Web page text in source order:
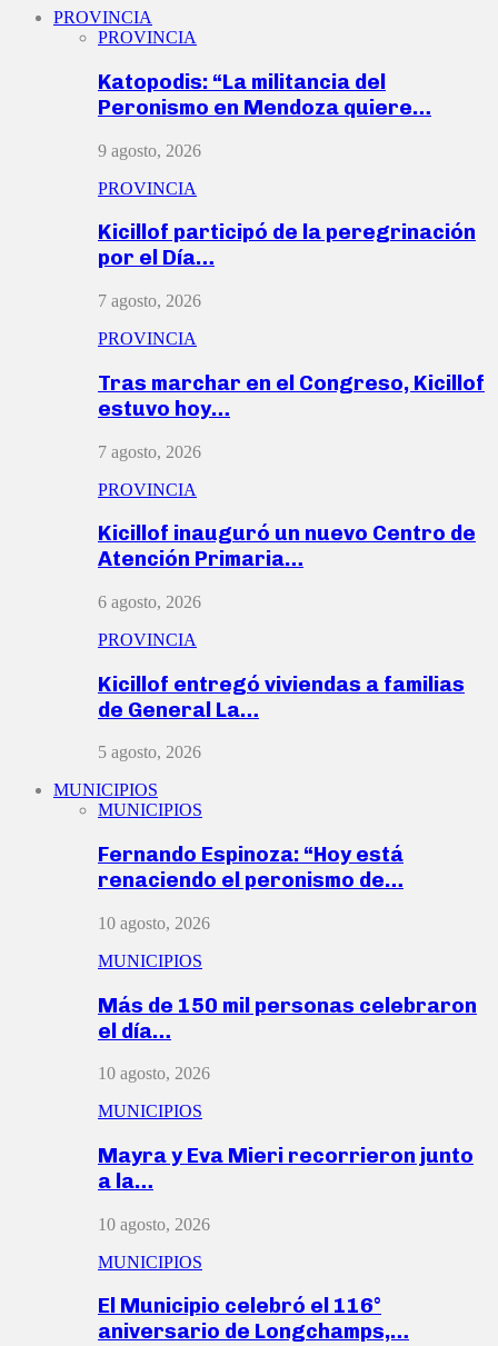
PROVINCIA
PROVINCIA
Katopodis: “La militancia del
Peronismo en Mendoza quiere…
9 agosto, 2026
PROVINCIA
Kicillof participó de la peregrinación
por el Día…
7 agosto, 2026
PROVINCIA
Tras marchar en el Congreso, Kicillof
estuvo hoy…
7 agosto, 2026
PROVINCIA
Kicillof inauguró un nuevo Centro de
Atención Primaria…
6 agosto, 2026
PROVINCIA
Kicillof entregó viviendas a familias
de General La…
5 agosto, 2026
MUNICIPIOS
MUNICIPIOS
Fernando Espinoza: “Hoy está
renaciendo el peronismo de…
10 agosto, 2026
MUNICIPIOS
Más de 150 mil personas celebraron
el día…
10 agosto, 2026
MUNICIPIOS
Mayra y Eva Mieri recorrieron junto
a la…
10 agosto, 2026
MUNICIPIOS
El Municipio celebró el 116°
aniversario de Longchamps,…